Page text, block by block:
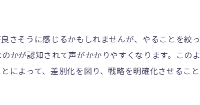
さそうに感じるかもしれませんが、やることを絞っ
かが認知されて声がかかりやすくなります。このよ
によって、差別化を図り、戦略を明確化させること